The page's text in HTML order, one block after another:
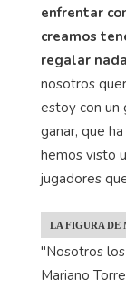
enfrentar
creamos
regalar
nosotros
estoy con un
ganar, que
hemos visto
jugadores
LA FIGURA DE
"Nosotros
Mariano